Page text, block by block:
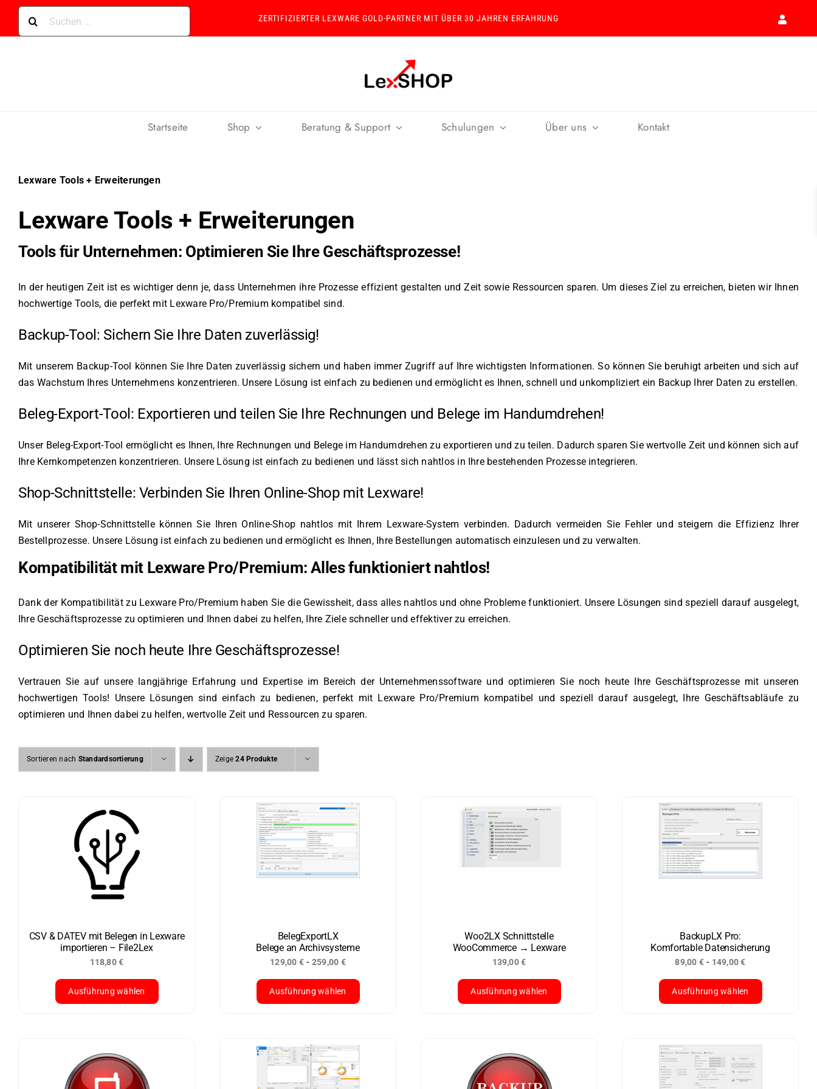
Skip
content
nach:
ZERTIFIZIERTER LEXWARE GOLD-PARTNER MIT ÜBER 30 JAHREN ERFAHRUNG
Startseite Shop Beratung & Support Schulungen Über uns Kontakt
Lexware Tools + Erweiterungen
Lexware Tools + Erweiterungen
Tools für Unternehmen: Optimieren Sie Ihre Geschäftsprozesse!
In der heutigen Zeit ist es wichtiger denn je, dass Unternehmen ihre Prozesse effizient gestalten und Zeit sowie Ressourcen sparen. Um dieses Ziel zu erreichen, bieten wir Ihnen
hochwertige Tools, die perfekt mit Lexware Pro/Premium kompatibel sind.
Backup-Tool: Sichern Sie Ihre Daten zuverlässig!
Mit unserem Backup-Tool können Sie Ihre Daten zuverlässig sichern und haben immer Zugriff auf Ihre wichtigsten Informationen. So können Sie beruhigt arbeiten und sich auf
das Wachstum Ihres Unternehmens konzentrieren. Unsere Lösung ist einfach zu bedienen und ermöglicht es Ihnen, schnell und unkompliziert ein Backup Ihrer Daten zu erstellen.
Beleg-Export-Tool: Exportieren und teilen Sie Ihre Rechnungen und Belege im Handumdrehen!
Unser Beleg-Export-Tool ermöglicht es Ihnen, Ihre Rechnungen und Belege im Handumdrehen zu exportieren und zu teilen. Dadurch sparen Sie wertvolle Zeit und können sich auf
Ihre Kernkompetenzen konzentrieren. Unsere Lösung ist einfach zu bedienen und lässt sich nahtlos in Ihre bestehenden Prozesse integrieren.
Shop-Schnittstelle: Verbinden Sie Ihren Online-Shop mit Lexware!
Mit unserer Shop-Schnittstelle können Sie Ihren Online-Shop nahtlos mit Ihrem Lexware-System verbinden. Dadurch vermeiden Sie Fehler und steigern die Effizienz Ihrer
Bestellprozesse. Unsere Lösung ist einfach zu bedienen und ermöglicht es Ihnen, Ihre Bestellungen automatisch einzulesen und zu verwalten.
Kompatibilität mit Lexware Pro/Premium: Alles funktioniert nahtlos!
Dank der Kompatibilität zu Lexware Pro/Premium haben Sie die Gewissheit, dass alles nahtlos und ohne Probleme funktioniert. Unsere Lösungen sind speziell darauf ausgelegt,
Ihre Geschäftsprozesse zu optimieren und Ihnen dabei zu helfen, Ihre Ziele schneller und effektiver zu erreichen.
Optimieren Sie noch heute Ihre Geschäftsprozesse!
Vertrauen Sie auf unsere langjährige Erfahrung und Expertise im Bereich der Unternehmenssoftware und optimieren Sie noch heute Ihre Geschäftsprozesse mit unseren
hochwertigen Tools! Unsere Lösungen sind einfach zu bedienen, perfekt mit Lexware Pro/Premium kompatibel und speziell darauf ausgelegt, Ihre Geschäftsabläufe zu
optimieren und Ihnen dabei zu helfen, wertvolle Zeit und Ressourcen zu sparen.
Sortieren nach Standardsortierung Zeige24 Produkte
CSV & DATEV mit Belegen in Lexware
importieren – File2Lex
118,80€
Ausführung wählen
mehrere
Varianten
BelegExportLX
Belege an Archivsysteme
129,00 € - 259,00 €
Ausführung wählen
weist
mehrere
Woo2LX Schnittstelle
WooCommerce → Lexware
139,00€
Ausführung wählen
mehrere
Varianten
BackupLX Pro:
Komfortable Datensicherung
89,00 € - 149,00€
Ausführung wählen
weist
mehrere
Varianten